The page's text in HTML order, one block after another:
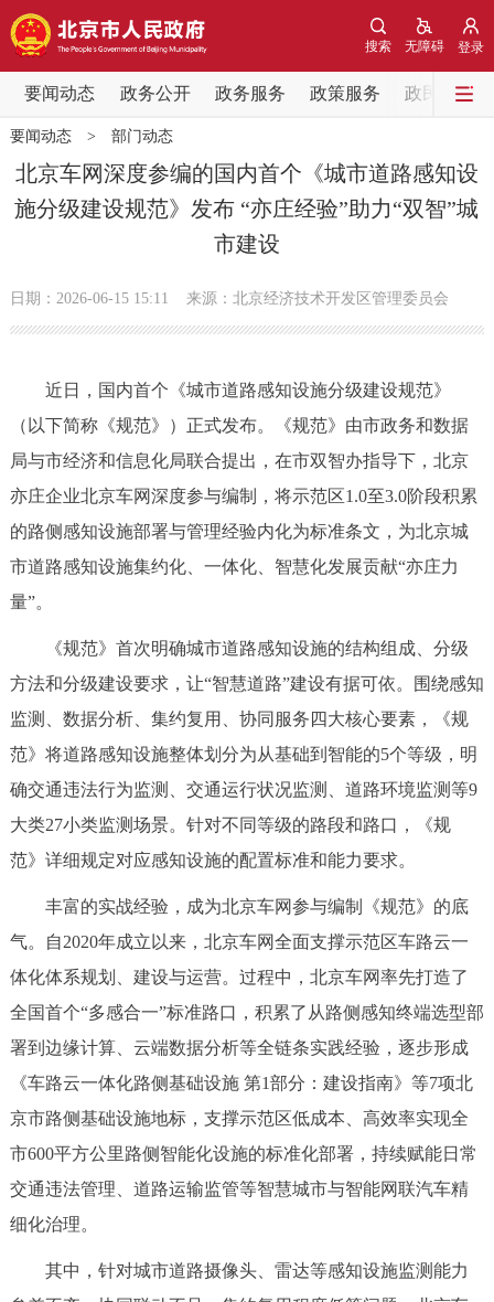
登录
无障碍
搜索
要闻动态 政务公开 政务服务 政策服务 政民互动
要闻动态
党中央精神
北京要闻 会议信息 部门动态
政务公开
市领导 机构职能 政策服务
政策兑现 政策解读 回应关切
决策公开 专题公开
政务服务
中介服务 阳光政务
政民互动
参与调查 在线访谈 图说互动
北京概况 十六区概览 人文北京
绿色北京 图说北京 视频北京
多语种
ENGLISH
DEUTSCH FRANÇAIS РУССКИЙ ЯЗЫК
要闻动态> 部门动态
北京车网深度参编的国内首个《城市道路感知设
施分级建设规范》发布 “亦庄经验”助力“双智”城
市建设
日期：2026-06-15 15:11 来源：北京经济技术开发区管理委员会
近日，国内首个《城市道路感知设施分级建设规范》
（以下简称《规范》）正式发布。《规范》由市政务和数据
局与市经济和信息化局联合提出，在市双智办指导下，北京
亦庄企业北京车网深度参与编制，将示范区1.0至3.0阶段积累
的路侧感知设施部署与管理经验内化为标准条文，为北京城
市道路感知设施集约化、一体化、智慧化发展贡献“亦庄力
量”。
《规范》首次明确城市道路感知设施的结构组成、分级
方法和分级建设要求，让“智慧道路”建设有据可依。围绕感知
监测、数据分析、集约复用、协同服务四大核心要素，《规
范》将道路感知设施整体划分为从基础到智能的5个等级，明
确交通违法行为监测、交通运行状况监测、道路环境监测等9
大类27小类监测场景。针对不同等级的路段和路口，《规
范》详细规定对应感知设施的配置标准和能力要求。
丰富的实战经验，成为北京车网参与编制《规范》的底
气。自2020年成立以来，北京车网全面支撑示范区车路云一
体化体系规划、建设与运营。过程中，北京车网率先打造了
全国首个“多感合一”标准路口，积累了从路侧感知终端选型部
署到边缘计算、云端数据分析等全链条实践经验，逐步形成
《车路云一体化路侧基础设施 第1部分：建设指南》等7项北
京市路侧基础设施地标，支撑示范区低成本、高效率实现全
市600平方公里路侧智能化设施的标准化部署，持续赋能日常
交通违法管理、道路运输监管等智慧城市与智能网联汽车精
细化治理。
其中，针对城市道路摄像头、雷达等感知设施监测能力